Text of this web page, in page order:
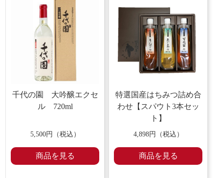
千代の園 大吟醸エクセ
ル 720ml
5,500円（税込）
商品を見る
特選国産はちみつ詰め合
わせ【スパウト3本セッ
ト】
4,898円（税込）
商品を見る